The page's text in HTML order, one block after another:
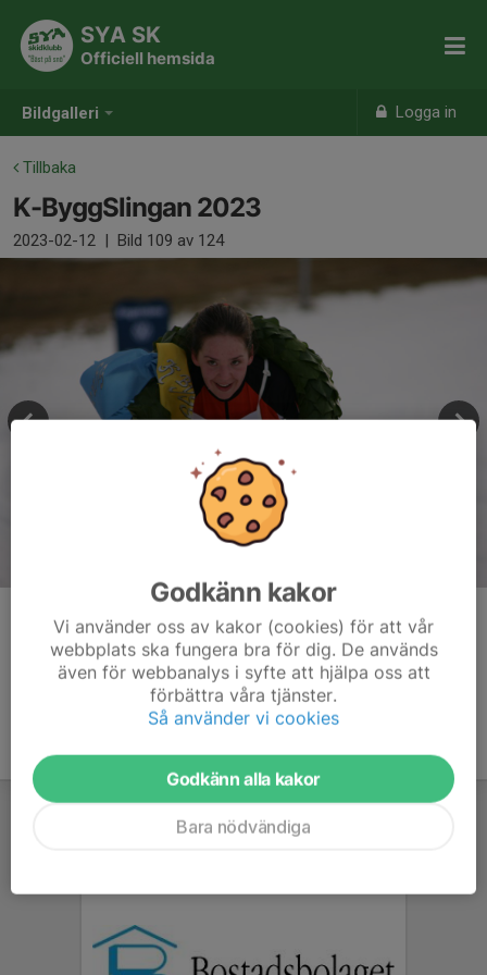
Bildgalleri Logga in
SYA SK
Officiell hemsida
Tillbaka
K-ByggSlingan 2023
2023-02-12 | Bild 109 av 124
Kommentarer
Godkänn kakor
Vi använder oss av kakor (cookies) för att vår
webbplats ska fungera bra för dig. De används
även för webbanalys i syfte att hjälpa oss att
förbättra våra tjänster.
Så använder vi cookies
Godkänn alla kakor
Bara nödvändiga